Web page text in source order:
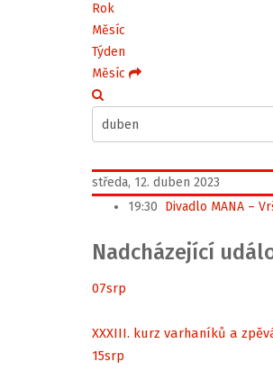
Rok
Měsíc
Týden
Měsíc
středa, 12. duben 2023
19:30 Divadlo MANA –
Nadcházející
07srp
XXXIII. kurz varhaníků a
15srp